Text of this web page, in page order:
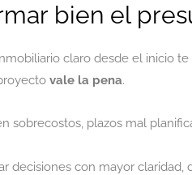
bien el
claro desde el inicio
vale la pena.
sobrecostos, plazos mal
decisiones con mayor